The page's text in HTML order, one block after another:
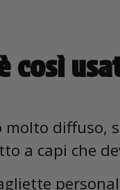
così
a capi che